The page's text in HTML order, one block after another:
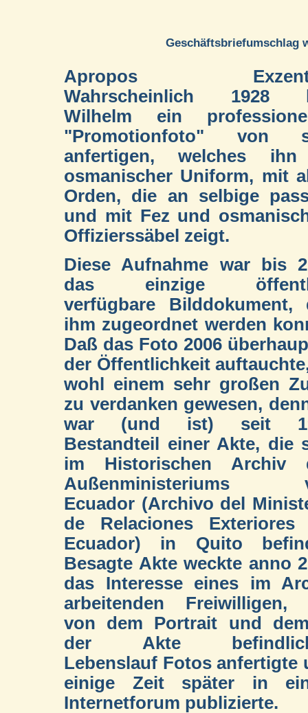
Geschäftsbriefumschlag
Apropos
Wahrscheinlich 1928
Wilhelm ein
"Promotionfoto" von
anfertigen, welches
osmanischer Uniform, mit
Orden, die an selbige
und mit Fez und
Offizierssäbel zeigt.
Diese Aufnahme war bis
das einzige
verfügbare Bilddokument,
ihm zugeordnet werden
Daß das Foto 2006
der Öffentlichkeit
wohl einem sehr großen
zu verdanken gewesen,
war (und ist) seit
Bestandteil einer Akte, die
im Historischen Archiv
Außenministeriums
Ecuador (Archivo del
de Relaciones Exteriores
Ecuador) in Quito
Besagte Akte weckte anno
das Interesse eines im
arbeitenden Freiwilligen,
von dem Portrait und
der Akte
Lebenslauf Fotos anfertigte
einige Zeit später in
Internetforum publizierte.